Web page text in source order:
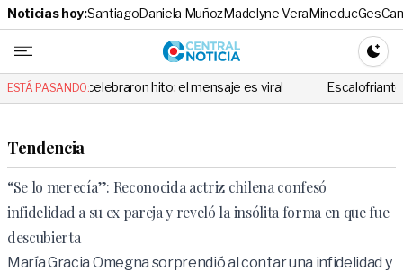
Noticias hoy:SantiagoDaniela MuñozMadelyne VeraMineducGes
Central
ESTÁ PASANDO:hito: el mensaje es viral Escalofriante: la lanzó por
Tendencia
“Se lo merecía”: Reconocida actriz chilena confesó
infidelidad a su ex pareja y reveló la insólita forma en que fue
descubierta
María Gracia Omegna sorprendió al contar una infidelidad y